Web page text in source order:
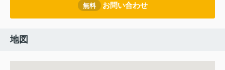
無料 お問い合わせ
地図